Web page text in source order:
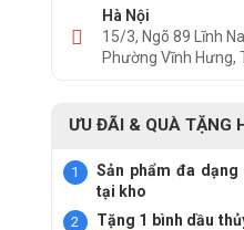
Hà Nội
15/3, Ngõ 89 Lĩnh
Phường Vĩnh Hưng,
ƯU ĐÃI & QUÀ TẶNG
Sản phẩm đa
tại kho
Tặng 1 bình dầu